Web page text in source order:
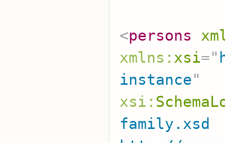
<persons
xmlns: xsi="
instance"
xsi:
family.xsd